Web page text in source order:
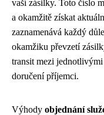
vaší zásilky. Toto číslo
a okamžitě získat
zaznamenává každý
okamžiku převzetí
transit mezi
doručení příjemci.
Výhody objednání